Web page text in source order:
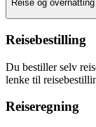
Reise og overnatting
Reisebestilling
Du bestiller selv
lenke til
Reiseregning